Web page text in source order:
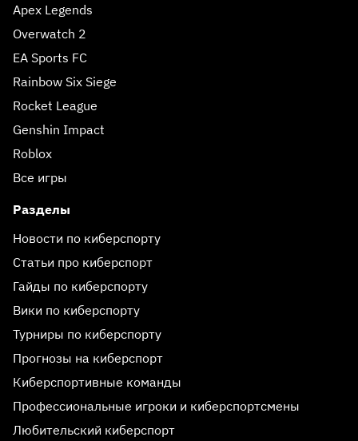
Apex Legends
Overwatch 2
EA Sports FC
Rainbow Six Siege
Rocket League
Genshin Impact
Roblox
Все игры
Разделы
Новости по киберспорту
Статьи про киберспорт
Гайды по киберспорту
Вики по киберспорту
Турниры по киберспорту
Прогнозы на киберспорт
Киберспортивные команды
Профессиональные игроки и киберспортсмены
Любительский киберспорт